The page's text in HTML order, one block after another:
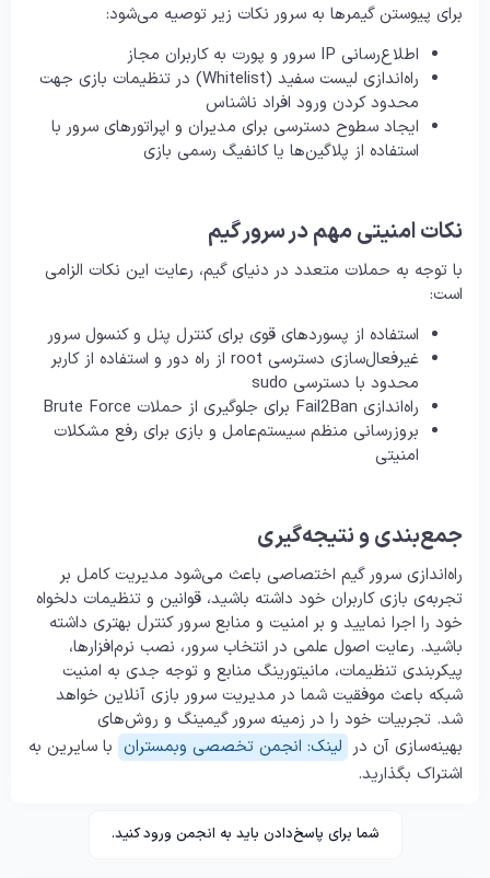
برای پیوستن گیمرها به سرور نکات زیر توصیه می‌شود:
اطلاع‌رسانی IP سرور و پورت به کاربران مجاز
راه‌اندازی لیست سفید (Whitelist) در تنظیمات بازی جهت
محدود کردن ورود افراد ناشناس
ایجاد سطوح دسترسی برای مدیران و اپراتورهای سرور با
استفاده از پلاگین‌ها یا کانفیگ رسمی بازی
نکات امنیتی مهم در سرور گیم
با توجه به حملات متعدد در دنیای گیم، رعایت این نکات الزامی
است:
استفاده از پسوردهای قوی برای کنترل پنل و کنسول سرور
غیرفعال‌سازی دسترسی root از راه دور و استفاده از کاربر
محدود با دسترسی sudo
راه‌اندازی Fail2Ban برای جلوگیری از حملات Brute Force
بروزرسانی منظم سیستم‌عامل و بازی برای رفع مشکلات
امنیتی
جمع‌بندی و نتیجه‌گیری
راه‌اندازی سرور گیم اختصاصی باعث می‌شود مدیریت کامل بر
تجربه‌ی بازی کاربران خود داشته باشید، قوانین و تنظیمات دلخواه
خود را اجرا نمایید و بر امنیت و منابع سرور کنترل بهتری داشته
باشید. رعایت اصول علمی در انتخاب سرور، نصب نرم‌افزارها،
پیکربندی تنظیمات، مانیتورینگ منابع و توجه جدی به امنیت
شبکه باعث موفقیت شما در مدیریت سرور بازی آنلاین خواهد
شد. تجربیات خود را در زمینه سرور گیمینگ و روش‌های
بهینه‌سازی آن در لینک: انجمن تخصصی وبمستران با سایرین به
اشتراک بگذارید.
شما برای پاسخ‌دادن باید به انجمن ورود کنید.